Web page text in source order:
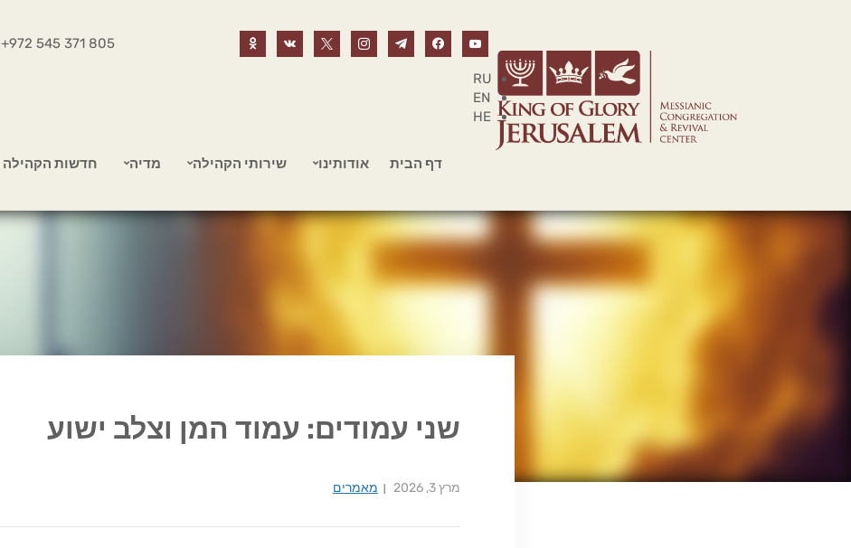
+972 545 371 805
RU
EN
HE
דף הבית אודותינו שירותי הקהילה מדיה חדשות הקהילה
שני עמודים: עמוד המן וצלב ישוע
מרץ 3, 2026 מאמרים